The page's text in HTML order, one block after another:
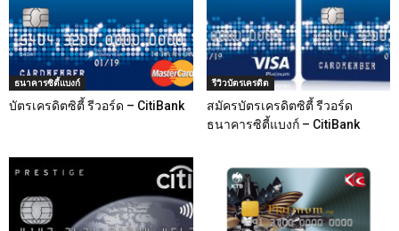
ธนาคารซิตี้แบงก์
บัตรเครดิตซิตี้ รีวอร์ด – CitiBank
รีวิวบัตรเครดิต
สมัครบัตรเครดิตซิตี้ รีวอร์ด
ธนาคารซิตี้แบงก์ – CitiBank